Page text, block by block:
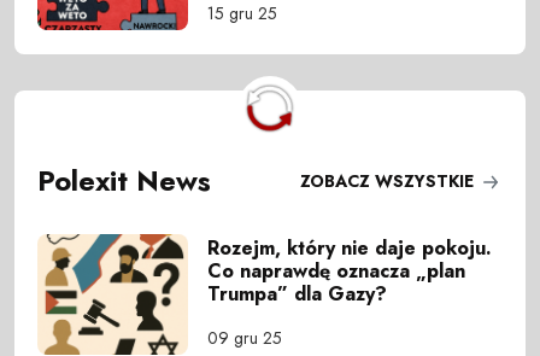
15 gru 25
Polexit News ZOBACZ WSZYSTKIE
Rozejm, który nie daje pokoju.
Co naprawdę oznacza „plan
Trumpa” dla Gazy?
09 gru 25